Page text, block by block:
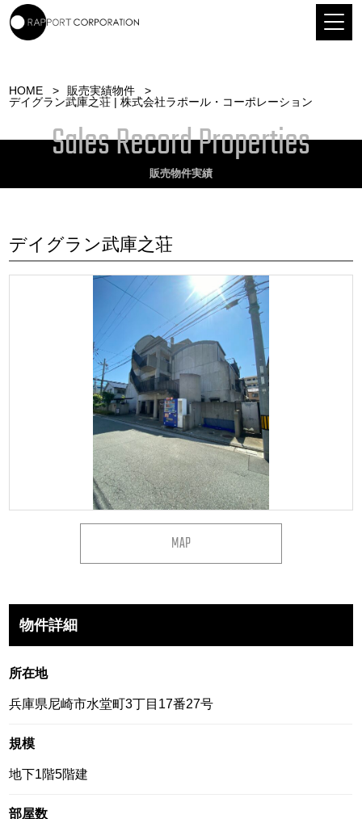
HOME
販売実績物件
デイグラン武庫之荘 | 株式会社ラポール・コーポレーション
Sales Record Properties
販売物件実績
デイグラン武庫之荘
MAP
物件詳細
所在地
兵庫県尼崎市水堂町3丁目17番27号
規模
地下1階5階建
部屋数